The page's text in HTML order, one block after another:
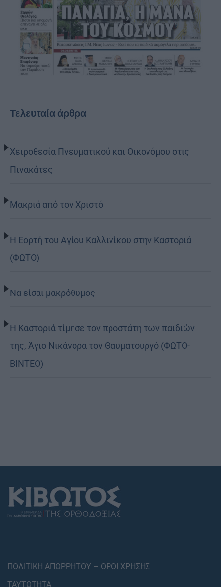
Τελευταία άρθρα
Χειροθεσία Πνευματικού και Οικονόμου στις
Πινακάτες
Μακριά από τον Χριστό
Η Εορτή του Αγίου Καλλινίκου στην Καστοριά
(ΦΩΤΟ)
Να είσαι μακρόθυμος
Η Καστοριά τίμησε τον προστάτη των παιδιών
της, Άγιο Νικάνορα τον Θαυματουργό (ΦΩΤΟ-
ΒΙΝΤΕΟ)
ΠΟΛΙΤΙΚΗ ΑΠΟΡΡΗΤΟΥ – ΟΡΟΙ ΧΡΗΣΗΣ
ΤΑΥΤΟΤΗΤΑ